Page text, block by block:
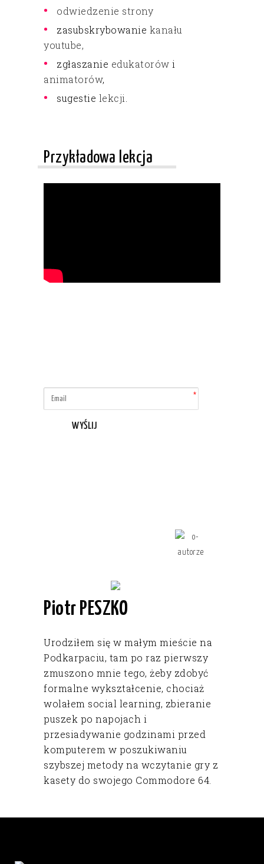
odwiedzenie strony
zasubskrybowanie kanału
youtube,
zgłaszanie edukatorów i
animatorów,
sugestie lekcji
Przykładowa lekcja
WYŚLIJ
Piotr PESZKO
Urodziłem się w małym mieście na
Podkarpaciu, tam po raz pierwszy
zmuszono mnie tego, żeby zdobyć
formalne wykształcenie, chociaż
wolałem social learning, zbieranie
puszek po napojach i
przesiadywanie godzinami przed
komputerem w poszukiwaniu
szybszej metody na wczytanie gry z
kasety do swojego Commodore 64.